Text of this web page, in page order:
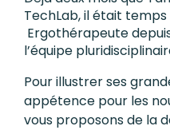
TechLab, il était
Ergothérapeute
l’équipe
Pour illustrer ses
appétence pour les
vous proposons de la